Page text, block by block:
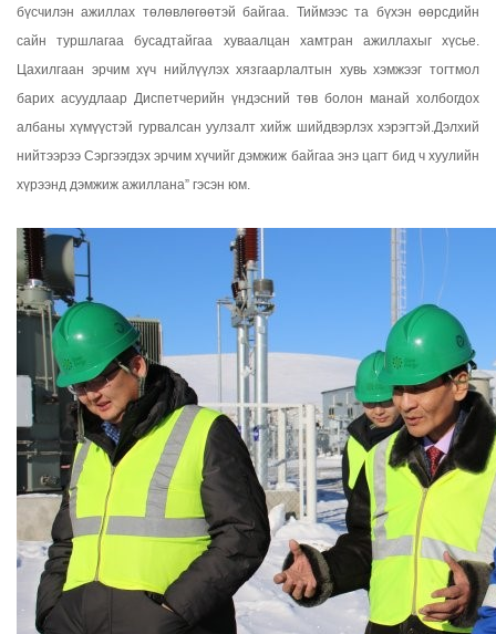
бүсчилэн ажиллах төлөвлөгөөтэй байгаа. Тиймээс та бүхэн өөрсдийн
сайн туршлагаа бусадтайгаа хуваалцан хамтран ажиллахыг хүсье.
Цахилгаан эрчим хүч нийлүүлэх хязгаарлалтын хувь хэмжээг тогтмол
барих асуудлаар Диспетчерийн үндэсний төв болон манай холбогдох
албаны хүмүүстэй гурвалсан уулзалт хийж шийдвэрлэх хэрэгтэй.Дэлхий
нийтээрээ Сэргээгдэх эрчим хүчийг дэмжиж байгаа энэ цагт бид ч хуулийн
хүрээнд дэмжиж ажиллана” гэсэн юм.